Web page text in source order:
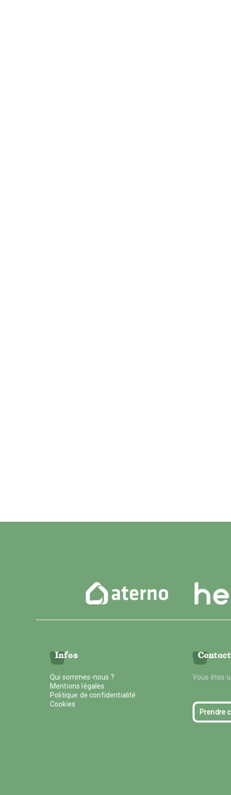
Infos
Qui sommes-nous ?
Mentions légales
Politique de confidentialité
Cookies
Contact
Vous êtes
Prendre